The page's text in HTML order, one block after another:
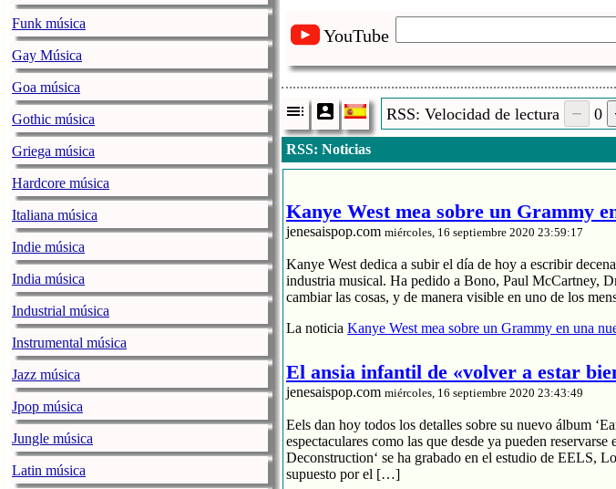
Funk música
Gay Música
Goa música
Gothic música
Griega música
Hardcore música
Italiana música
Indie música
India música
Industrial música
Instrumental música
Jazz música
Jpop música
Jungle música
Latin música
YouTube
RSS: Velocidad de lectura 0
RSS: Noticias
Kanye West mea sobre un Grammy
jenesaispop.com miércoles, 16 septiembre 2020 23:59:17
Kanye West dedica a subir el día de hoy a escribir
industria musical. Ha pedido a Bono, Paul McCartney,
cambiar las cosas, y de manera visible en uno de los
La noticia Kanye West mea sobre un Grammy en una
El ansia infantil de «volver a estar
jenesaispop.com miércoles, 16 septiembre 2020 23:43:49
Eels dan hoy todos los detalles sobre su nuevo álbum
espectaculares como las que desde ya pueden
Deconstruction‘ se ha grabado en el estudio de EELS,
supuesto por el […]